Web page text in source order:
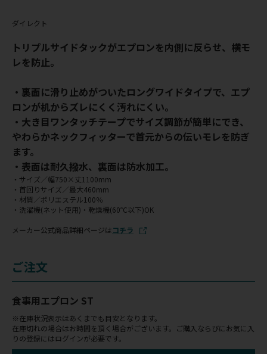
ダイレクト
トリプルサイドタックがエプロンを内側に反らせ、横モ
レを防止。
・裏面に滑り止めがついたロングワイドタイプで、エプ
ロンが机からズレにくく汚れにくい。
・大き目ワンタッチテープでサイズ調節が簡単にでき、
やわらかネックフィッターで首元からの伝いモレを防ぎ
ます。
・表面は耐久撥水、裏面は防水加工。
・サイズ／幅750×丈1100mm
・首回りサイズ／最大460mm
・材質／ポリエステル100％
・洗濯機(ネット使用)・乾燥機(60℃以下)OK
メーカー公式商品詳細ページはコチラ
ご注文
食事用エプロン ST
※在庫状況表示はあくまでも目安となります。
在庫切れの場合はお時間を頂く場合がございます。ご購入ならびにお気に入
りの登録にはログインが必要です。